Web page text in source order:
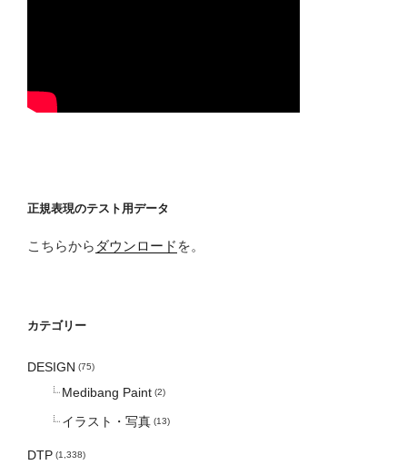
正規表現のテスト用データ
こちらから ダウンロード を。
カテゴリー
DESIGN (75)
Medibang Paint (2)
イラスト・写真 (13)
DTP (1,338)